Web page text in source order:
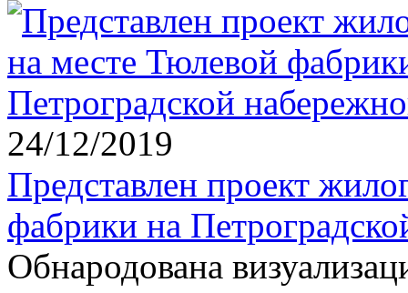
24/12/2019
Представлен проект
фабрики на
Обнародована